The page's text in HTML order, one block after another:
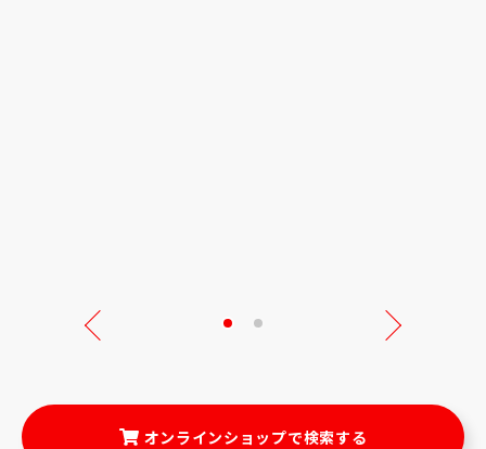
Next
オンラインショップで検索する